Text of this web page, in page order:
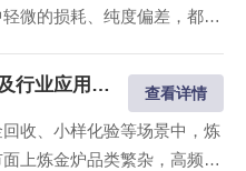
微的损耗、纯度偏差，都会
关键。洛阳万乐电力设备有
设备研发制造，产品覆盖国
...
小型炼金炉适配场景、价格及行业应用详解 查看详情
收、小样化验等场景中，炼
上炼金炉品类繁杂，高频